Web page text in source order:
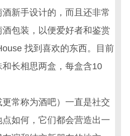
新手设计的，而且还非常
酒包装 ，以便爱好者和鉴赏
找到喜欢的东西。目前
长相思两盒，每盒含10
常称为酒吧）一直是社交
如何，它们都会营造出一